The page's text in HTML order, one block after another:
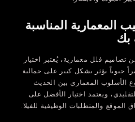
المعمارية المناسبة
بك
تصاميم فلل معمارية، يُعتبر اختيار
حيوياً يؤثر بشكل كبير على جمالية
الأسلوب المعماري بين الحديث
ويعتمد اختيار الأفضل على
الموقع والمتطلبات الوظيفية للفيلا.